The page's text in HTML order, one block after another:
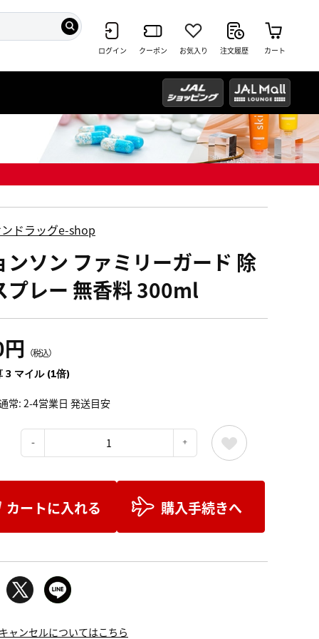
ログイン クーポン お気入り 注文履歴 カート
ドラッグe-shop
ンソン ファミリーガード 除
プレー 無香料 300ml
（税込）
3 マイル (1倍)
常: 2-4営業日 発送目安
カートに入れる 購入手続きへ
ャンセルについてはこちら